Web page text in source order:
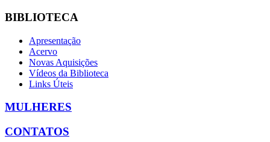
BIBLIOTECA
Apresentação
Acervo
Novas Aquisições
Vídeos da Biblioteca
Links Úteis
MULHERES
CONTATOS